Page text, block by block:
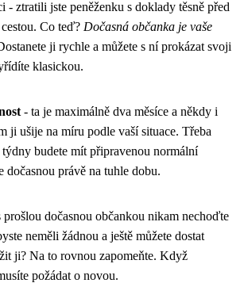
- ztratili jste peněženku s doklady těsně před
Co teď? Dočasná občanka je vaše
ji rychle a můžete s ní prokázat svoji
klasickou.
- ta je maximálně dva měsíce a někdy i
ji ušije na míru podle vaší situace. Třeba
budete mít připravenou normální
dočasnou právě na tuhle dobu.
prošlou dočasnou občankou nikam nechoďte
neměli žádnou a ještě můžete dostat
ji? Na to rovnou zapomeňte. Když
požádat o novou.